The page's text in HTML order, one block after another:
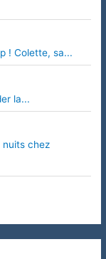
! Colette, sa...
la...
nuits chez